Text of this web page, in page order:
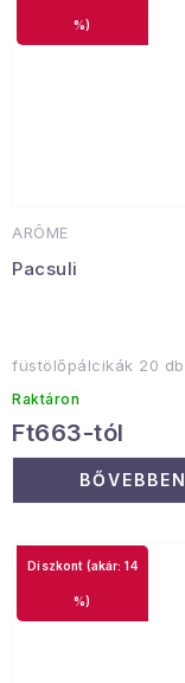
ARÔME
Pacsuli
%)
füstölőpálcikák 20 db
Raktáron
Ft663-tól
BŐVEBBEN
(akár: 14
%)